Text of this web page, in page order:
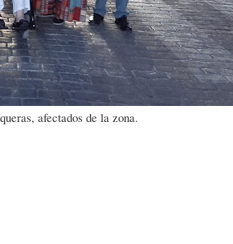
afectados de la zona.